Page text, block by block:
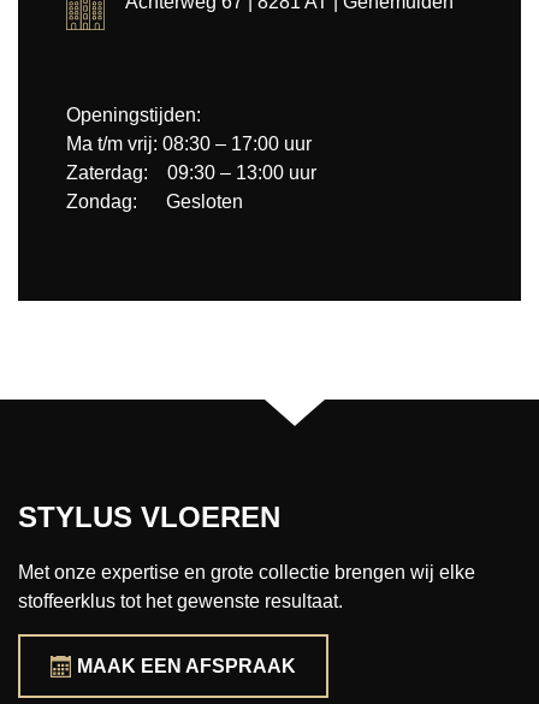
Openingstijden:
Ma t/m vrij: 08:30 – 17:00 uur
Zaterdag: 09:30 – 13:00 uur
Zondag: Gesloten
STYLUS VLOEREN
Met onze expertise en grote collectie brengen wij elke
stoffeerklus tot het gewenste resultaat.
MAAK EEN AFSPRAAK